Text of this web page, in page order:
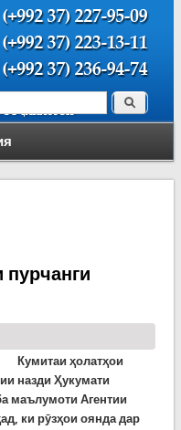
поиска Поиск
Кумитаи ҳолатҳои
назди Ҳукумати
маълумоти Агентии
ки рӯзҳои оянда дар